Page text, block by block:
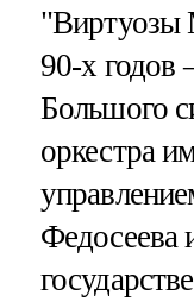
"Виртуозы
90-х годов
Большого
оркестра
Федосеева